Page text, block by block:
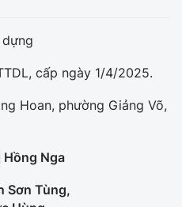
cấp ngày 1/4/2025.
Hoan, phường Giảng Võ,
Hồng Nga
Sơn Tùng,